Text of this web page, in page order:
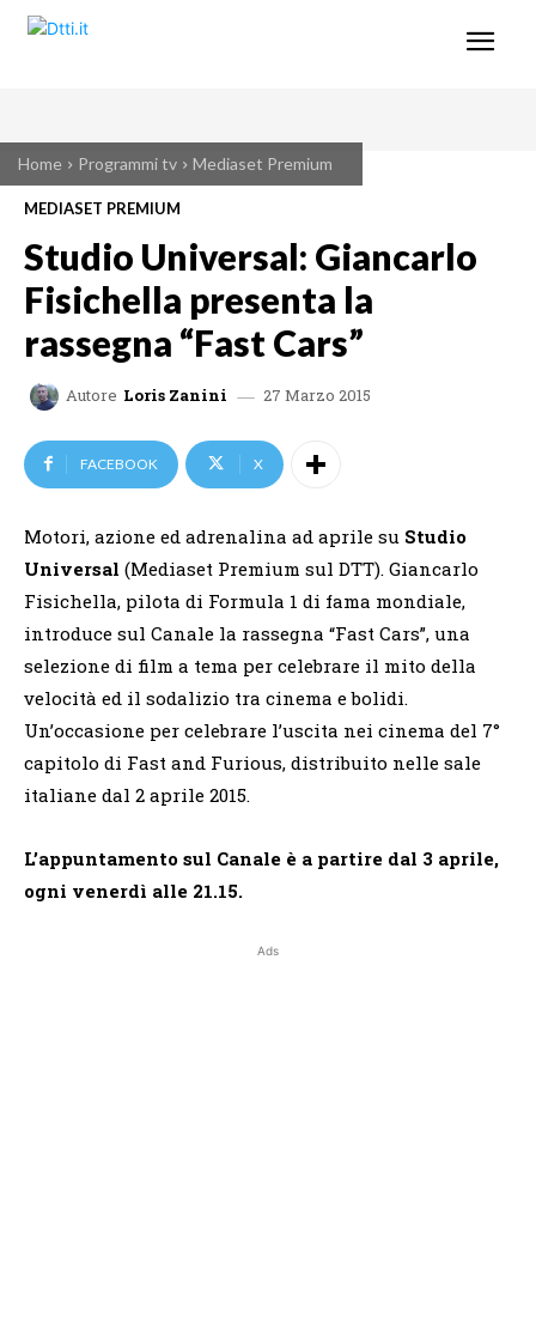
Home Programmi tv Mediaset Premium
MEDIASET PREMIUM
Studio Universal: Giancarlo
Fisichella presenta la
rassegna “Fast Cars”
Autore Loris Zanini 27 Marzo 2015
FACEBOOK X
Motori, azione ed adrenalina ad aprile su Studio
Universal (Mediaset Premium sul DTT). Giancarlo
Fisichella, pilota di Formula 1 di fama mondiale,
introduce sul Canale la rassegna “Fast Cars”, una
selezione di film a tema per celebrare il mito della
velocità ed il sodalizio tra cinema e bolidi.
Un’occasione per celebrare l’uscita nei cinema del 7°
capitolo di Fast and Furious, distribuito nelle sale
italiane dal 2 aprile 2015.
L’appuntamento sul Canale è a partire dal 3 aprile,
ogni venerdì alle 21.15.
Ads